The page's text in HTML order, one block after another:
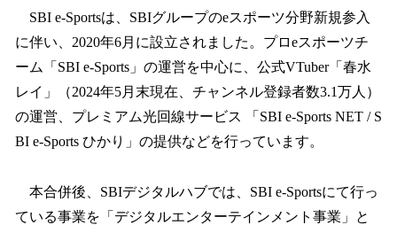
SBI e-Sportsは、SBIグループのeスポーツ分野新規参入
に伴い、2020年6月に設立されました。プロeスポーツチ
ーム「SBI e-Sports」の運営を中心に、公式VTuber「春水
レイ」（2024年5月末現在、チャンネル登録者数3.1万人）
の運営、プレミアム光回線サービス 「SBI e-Sports NET / S
BI e-Sports ひかり」の提供などを行っています。
本合併後、SBIデジタルハブでは、SBI e-Sportsにて行っ
ている事業を「デジタルエンターテインメント事業」と